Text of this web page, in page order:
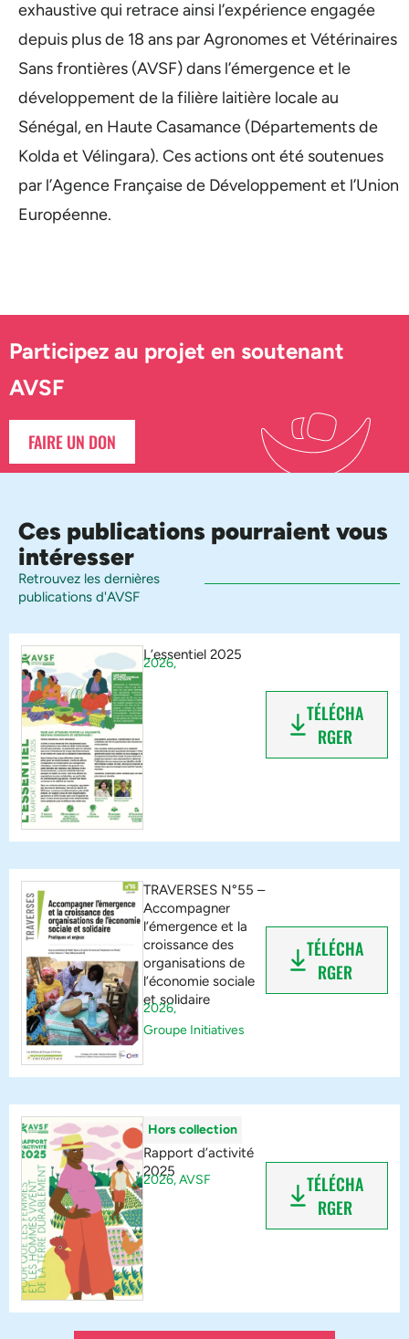
exhaustive qui retrace ainsi l’expérience engagée
depuis plus de 18 ans par Agronomes et Vétérinaires
Sans frontières (AVSF) dans l’émergence et le
développement de la filière laitière locale au
Sénégal, en Haute Casamance (Départements de
Kolda et Vélingara). Ces actions ont été soutenues
par l’Agence Française de Développement et l’Union
Européenne.
Participez au projet en soutenant
AVSF
FAIRE UN DON
Ces publications pourraient vous
intéresser
Retrouvez les dernières
publications d'AVSF
L’essentiel 2025
2026,
TÉLÉCHA
RGER
TRAVERSES N°55 –
Accompagner
l’émergence et la
croissance des
organisations de
l’économie sociale
et solidaire
2026,
Groupe Initiatives
TÉLÉCHA
RGER
Hors collection
Rapport d’activité
2025
2026,AVSF
TÉLÉCHA
RGER